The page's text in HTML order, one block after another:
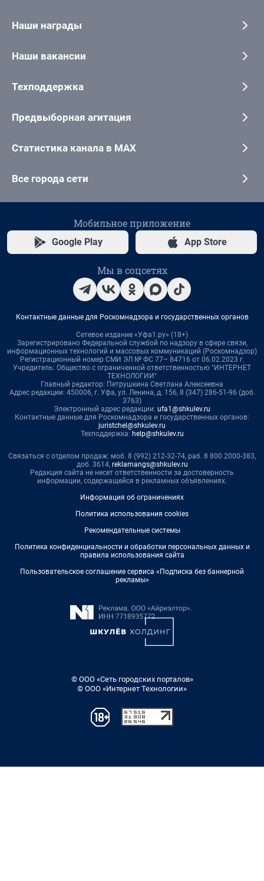
Наши награды
Наши вакансии
Техподдержка
Предвыборная агитация
Статистика канала в MAX
Все города сети
Мобильное приложение
Google Play App Store
Мы в соцсетях
Контактные данные для Роскомнадзора и государственных органов
Сетевое издание «Уфа1.ру» (18+)
Зарегистрировано Федеральной службой по надзору в сфере связи,
информационных технологий и массовых коммуникаций (Роскомнадзор)
Регистрационный номер СМИ ЭЛ № ФС 77– 84716 от 06.02.2023 г.
Учредитель: Общество с ограниченной ответственностью "ИНТЕРНЕТ
ТЕХНОЛОГИИ"
Главный редактор: Петрушкина Светлана Алексеевна
Адрес редакции: 450006, г. Уфа, ул. Ленина, д. 156, 8 (347) 286-51-96 (доб.
3763)
Электронный адрес редакции: ufa1@shkulev.ru
Контактные данные для Роскомнадзора и государственных органов:
juristchel@shkulev.ru
Техподдержка: help@shkulev.ru
Связаться с отделом продаж: моб. 8 (992) 212-32-74, раб. 8 800 2000-383,
доб. 3614, reklamangs@shkulev.ru
Редакция сайта не несет ответственности за достоверность
информации, содержащейся в рекламных объявлениях.
Информация об ограничениях
Политика использования cookies
Рекомендательные системы
Политика конфиденциальности и обработки персональных данных и
правила использования сайта
Пользовательское соглашение сервиса «Подписка без баннерной
рекламы»
© ООО «Сеть городских порталов»
© ООО «Интернет Технологии»